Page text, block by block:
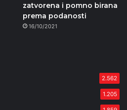
zatvorena i pomno birana
prema podanosti
16/10/2021
2.562
1.205